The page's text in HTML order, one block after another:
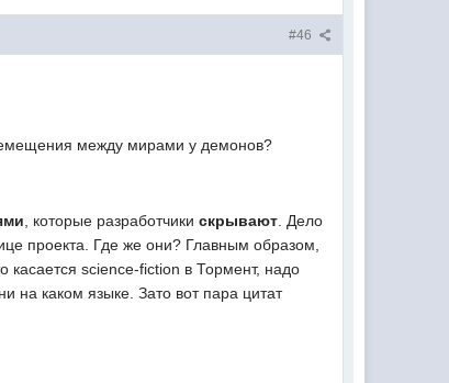
#46
между мирами у демонов?
, которые разработчикискрывают . Дело
проекта. Где же они? Главным образом,
science-fiction в Тормент, надо
на каком языке. Зато вот пара цитат